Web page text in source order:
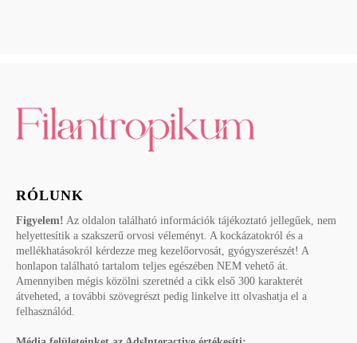
RÓLUNK
Figyelem! Az oldalon található információk tájékoztató jellegűek, nem
helyettesítik a szakszerű orvosi véleményt. A kockázatokról és a
mellékhatásokról kérdezze meg kezelőorvosát, gyógyszerészét! A
honlapon található tartalom teljes egészében NEM vehető át.
Amennyiben mégis közölni szeretnéd a cikk első 300 karakterét
átveheted, a további szövegrészt pedig linkelve itt olvashatja el a
felhasználód.